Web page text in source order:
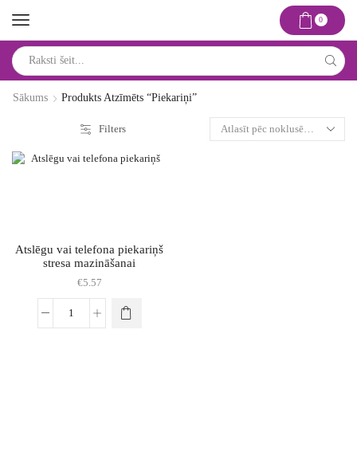
0
input
Sākums
Produkts Atzīmēts “Piekariņi”
Filters
Atslēgu vai telefona piekariņš
stresa mazināšanai
€5.57
Atslēgu